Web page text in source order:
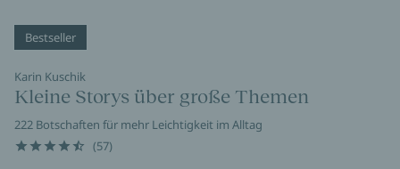
Bestseller
Karin Kuschik
Kleine Storys über große Themen
222 Botschaften für mehr Leichtigkeit im Alltag
(57)